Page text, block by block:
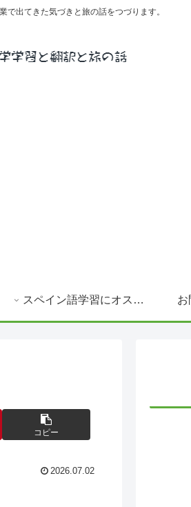
出てきた気づきと旅の話をつづります。
スペイン語学習にオススメ書籍(文法～DELE対策まで) お
コピー
2026.07.02